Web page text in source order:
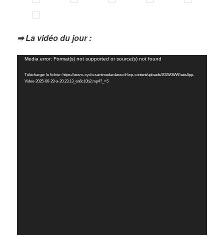
➡ La vidéo du jour :
Lecteur
Media error: Format(s) not supported or source(s) not found
Télécharger le fichier: https://assm-cyclo.saintmedardasso.fr/wp-content/uploads/2025/06/WhatsApp-
Video-2025-06-29-a-20.23.13_ea6c10b2.mp4?_=5